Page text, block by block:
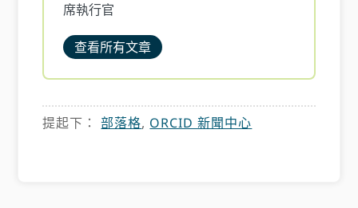
席執行官
查看所有文章
提起下：部落格, ORCID 新聞中心